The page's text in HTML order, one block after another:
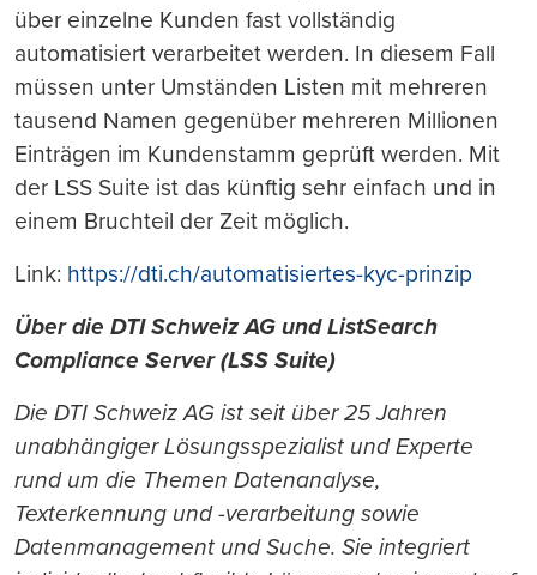
über einzelne Kunden fast vollständig
automatisiert verarbeitet werden. In diesem Fall
müssen unter Umständen Listen mit mehreren
tausend Namen gegenüber mehreren Millionen
Einträgen im Kundenstamm geprüft werden. Mit
der LSS Suite ist das künftig sehr einfach und in
einem Bruchteil der Zeit möglich.
Link: https://dti.ch/automatisiertes-kyc-prinzip
Über die DTI Schweiz AG und ListSearch
Compliance Server (LSS Suite)
Die DTI Schweiz AG ist seit über 25 Jahren
unabhängiger Lösungsspezialist und Experte
rund um die Themen Datenanalyse,
Texterkennung und -verarbeitung sowie
Datenmanagement und Suche. Sie integriert